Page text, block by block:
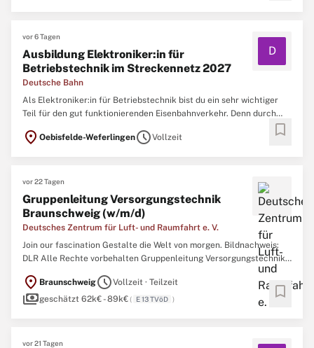
vor 6 Tagen
Ausbildung Elektroniker:in für
Betriebstechnik im Streckennetz 2027
Deutsche Bahn
D
Als Elektroniker:in für Betriebstechnik bist du ein sehr wichtiger
Teil für den gut funktionierenden Eisenbahnverkehr. Denn durch
dich können unsere Züge fahren und unsere Fahrgäste kommen
sicher und schnell an ihr Ziel. Zum 1. August 2027 suchen wir dich
location_on Oebisfelde-WeferlingenscheduleVollzeit bookmark
vor 22 Tagen
Gruppenleitung Versorgungstechnik
Braunschweig (w/m/d)
Deutsches Zentrum für Luft- und Raumfahrt e. V.
Join our fascination Gestalte die Welt von morgen. Bildnachweis:
DLR Alle Rechte vorbehalten Gruppenleitung Versorgungstechnik
BraunschweigEintrittsdatum: 01.10.2026Karrierestufe:
FührungskräfteBeschäftigungsgrad: Teilzeit, VollzeitDauer der
location_on BraunschweigscheduleVollzeit · Teilzeit
paymentsgeschätzt 62k€ - 89k€( E 13 TVöD ) bookmark
vor 21 Tagen